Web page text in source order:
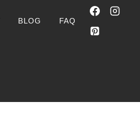
BLOG FAQ